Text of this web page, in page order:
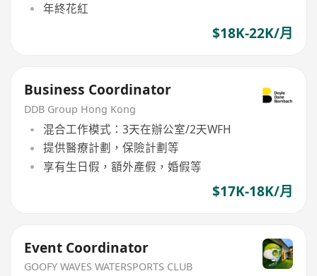
年終花紅
$18K-22K/月
Business Coordinator
DDB Group Hong Kong
混合工作模式：3天在辦公室/2天WFH
提供醫療計劃，保險計劃等
享有生日假，額外產假，婚假等
$17K-18K/月
Event Coordinator
GOOFY WAVES WATERSPORTS CLUB